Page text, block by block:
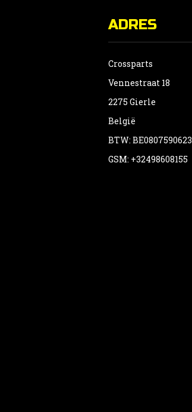
ADRES
Crossparts
Vennestraat 18
2275 Gierle
België
BTW: BE0807590623
GSM: +32498608155